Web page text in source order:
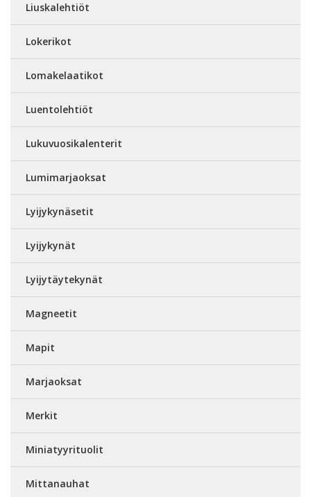
Liuskalehtiöt
Lokerikot
Lomakelaatikot
Luentolehtiöt
Lukuvuosikalenterit
Lumimarjaoksat
Lyijykynäsetit
Lyijykynät
Lyijytäytekynät
Magneetit
Mapit
Marjaoksat
Merkit
Miniatyyrituolit
Mittanauhat